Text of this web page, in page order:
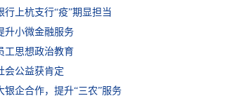
上杭支行“疫”期显担当
升小微金融服务
工思想政治教育
会公益获肯定
银企合作，提升“三农”服务